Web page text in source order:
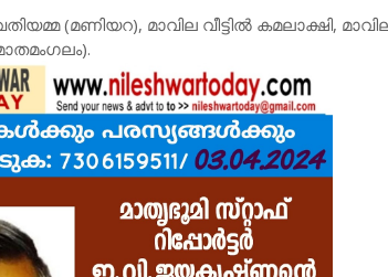
(മണിയറ), മാവില വീട്ടിൽ കമലാക്ഷി, മാവില